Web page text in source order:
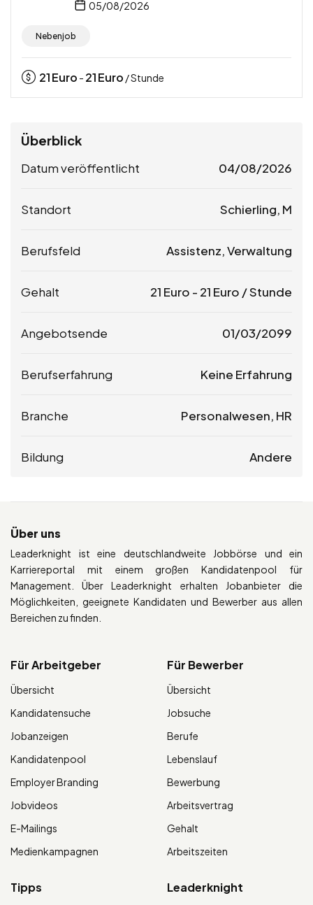
05/08/2026
Nebenjob
21Euro - 21Euro / Stunde
Überblick
Datum veröffentlicht 04/08/2026
Standort Schierling, M
Berufsfeld Assistenz, Verwaltung
Gehalt 21 Euro - 21 Euro / Stunde
Angebotsende 01/03/2099
Berufserfahrung Keine Erfahrung
Branche Personalwesen, HR
Bildung Andere
Über uns
Leaderknight ist eine deutschlandweite Jobbörse und ein
Karriereportal mit einem großen Kandidatenpool für
Management. Über Leaderknight erhalten Jobanbieter die
Möglichkeiten, geeignete Kandidaten und Bewerber aus allen
Bereichen zu finden.
Für Arbeitgeber
Übersicht
Kandidatensuche
Jobanzeigen
Kandidatenpool
Employer Branding
Jobvideos
E-Mailings
Medienkampagnen
Für Bewerber
Übersicht
Jobsuche
Berufe
Lebenslauf
Bewerbung
Arbeitsvertrag
Gehalt
Arbeitszeiten
Tipps Leaderknight